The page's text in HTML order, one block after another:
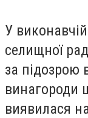
У
селищної
за підозрою
винагороди
виявилася